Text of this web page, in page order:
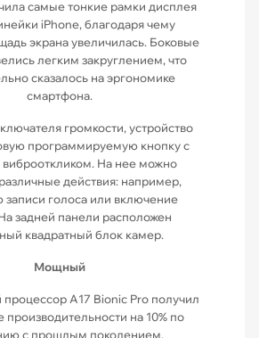
самые тонкие рамки дисплея
iPhone, благодаря чему
экрана увеличилась. Боковые
легким закруглением, что
сказалось на эргономике
смартфона.
громкости, устройство
программируемую кнопку с
На нее можно
действия: например,
записи голоса или включение
задней панели расположен
квадратный блок камер.
Мощный
A17 Bionic Pro получил
производительности на 10% по
с прошлым поколением.